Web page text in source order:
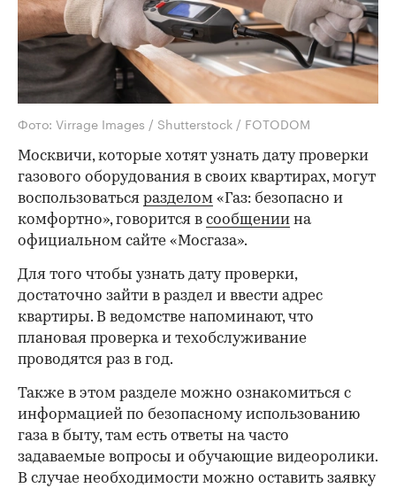
Фото: Virrage Images / Shutterstock / FOTODOM
Москвичи, которые хотят узнать дату проверки
газового оборудования в своих квартирах, могут
воспользоваться разделом «Газ: безопасно и
комфортно», говорится в сообщении на
официальном сайте «Мосгаза».
Для того чтобы узнать дату проверки,
достаточно зайти в раздел и ввести адрес
квартиры. В ведомстве напоминают, что
плановая проверка и техобслуживание
проводятся раз в год.
Также в этом разделе можно ознакомиться с
информацией по безопасному использованию
газа в быту, там есть ответы на часто
задаваемые вопросы и обучающие видеоролики.
В случае необходимости можно оставить заявку